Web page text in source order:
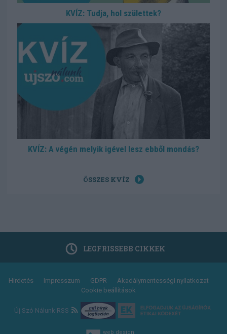
KVÍZ: Tudja, hol születtek?
KVÍZ: A végén melyik igével lesz ebből mondás?
ÖSSZES KVÍZ
LEGFRISSEBB CIKKEK
Footer
Hirdetés Impresszum GDPR
Akadálymentességi nyilatkozat
Cookie beállítások
Új Szó Nálunk RSS
web design